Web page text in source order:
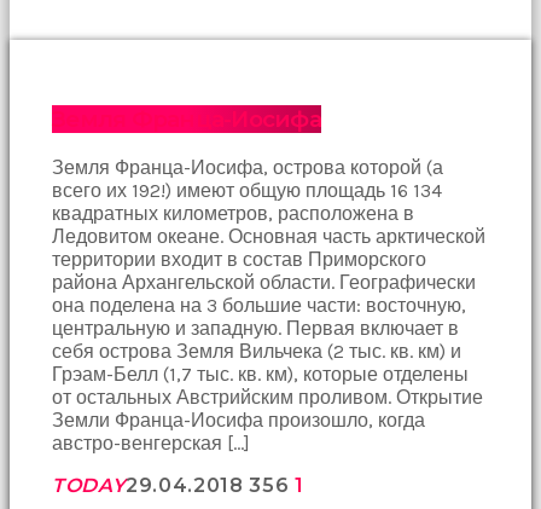
kızların
rahatlıyorlar
altyazılı
yakın
arkadaş
birbirlerine
teşekkür
ederek
bunu
tekrar
yapmak
sözleşiyorlar
altyazılı
porno
Земля Франца-Иосифа
Земля Франца-Иосифа, острова которой (а
всего их 192!) имеют общую площадь 16 134
квадратных километров, расположена в
Ледовитом океане. Основная часть арктической
территории входит в состав Приморского
района Архангельской области. Географически
она поделена на 3 большие части: восточную,
центральную и западную. Первая включает в
себя острова Земля Вильчека (2 тыс. кв. км) и
Грэам-Белл (1,7 тыс. кв. км), которые отделены
от остальных Австрийским проливом. Открытие
Земли Франца-Иосифа произошло, когда
австро-венгерская […]
TODAY29.04.2018 356 1